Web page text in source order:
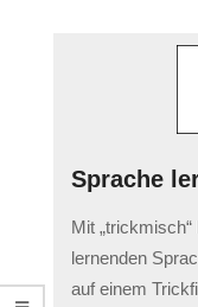
Sprache
04-
05
Mit
lernenden
auf einem